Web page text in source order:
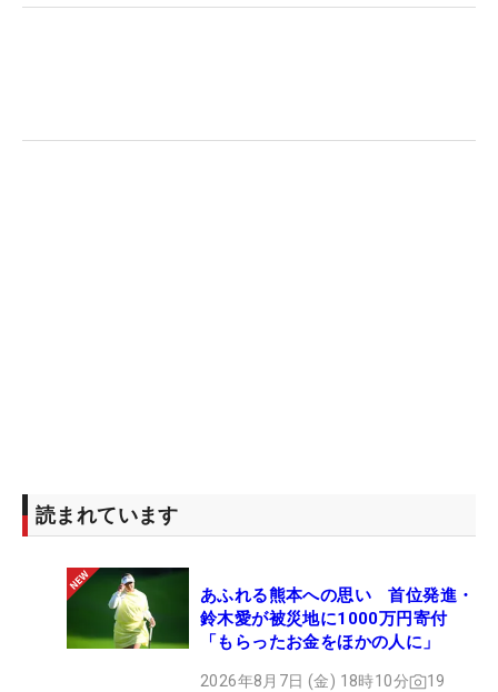
読まれています
あふれる熊本への思い 首位発進・
鈴木愛が被災地に1000万円寄付
「もらったお金をほかの人に」
2026年8月7日 (金) 18時10分 19